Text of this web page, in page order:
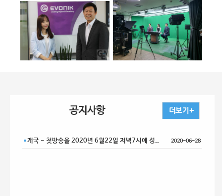
공지사항
개국 - 첫방송을 2020년 6월22일 저녁7시에 성.. 2020-06-28